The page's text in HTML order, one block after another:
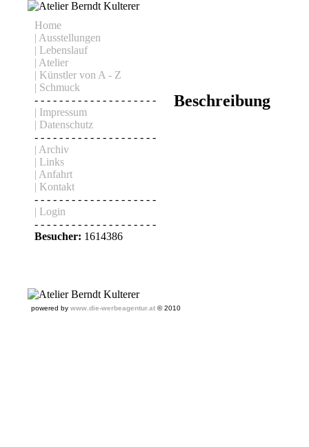
Home
| Ausstellungen
| Lebenslauf
| Atelier
| Künstler von A - Z
| Schmuck
- - - - - - - - - - - - - - - - - - - -
| Impressum
| Datenschutz
- - - - - - - - - - - - - - - - - - - -
| Archiv
| Links
| Anfahrt
| Kontakt
- - - - - - - - - - - - - - - - - - - -
| Login
- - - - - - - - - - - - - - - - - - - -
Besucher: 1614386
Beschreibung
powered by www.die-werbeagentur.at © 2010